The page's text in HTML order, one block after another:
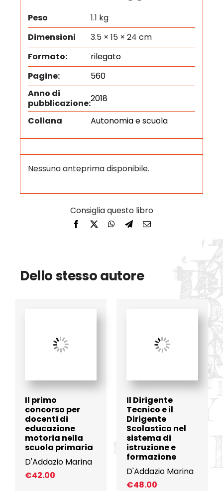
Peso
1.1 kg
Dimensioni
3.5 × 15 × 24 cm
Formato:
rilegato
Pagine:
560
Anno di
pubblicazione:2018
Collana
Autonomia e scuola
Nessuna anteprima disponibile.
Dello stesso autore
Il primo
concorso per
docenti di
educazione
motoria nella
scuola primaria
D'Addazio Marina
€42.00
Il Dirigente
Tecnico e il
Dirigente
Scolastico nel
sistema di
istruzione e
formazione
D'Addazio Marina
€48.00